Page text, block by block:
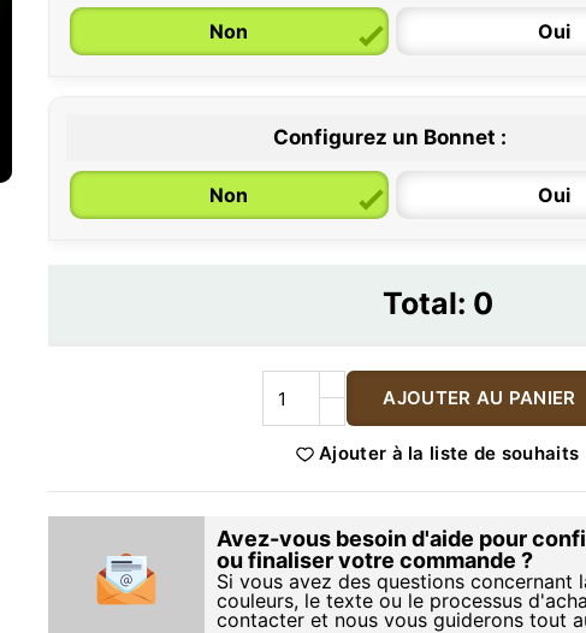
Non Oui
Configurez un Bonnet :
Non Oui
Total: 0
AJOUTER AU PANIER
Ajouter à la liste de souhaits
Avez-vous besoin d'aide pour
ou finaliser votre commande ?
Si vous avez des questions concernant
couleurs, le texte ou le processus
contacter et nous vous guiderons tout